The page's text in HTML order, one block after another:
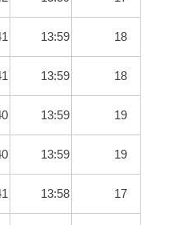
13:59 18
13:59 18
13:59 19
13:59 19
13:58 17